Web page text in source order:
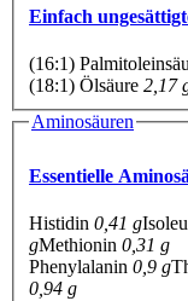
Einfach
(16:1)
(18:1) Ölsäure 2,17
Aminosäuren
Essentielle
Histidin 0,41 g
gMethionin 0,31 g
Phenylalanin 0,9 g
0,94 g